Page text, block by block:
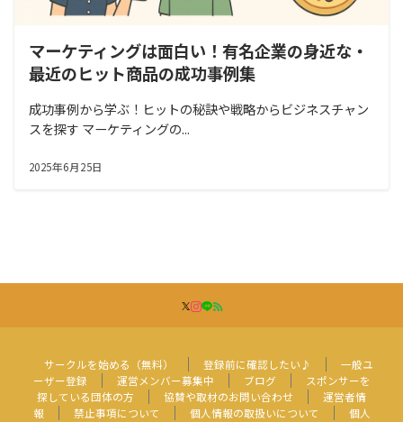
マーケティングは面白い！有名企業の身近な・
最近のヒット商品の成功事例集
成功事例から学ぶ！ヒットの秘訣や戦略からビジネスチャン
スを探す マーケティングの...
2025年6月25日
サークルを始める（無料） 登録前に確認したい♪
一般ユ
ーザー登録
運営メンバー募集中 ブログ
スポンサーを
探している団体の方
協賛や取材のお問い合わせ
運営者情
報
禁止事項について 個人情報の取扱いについて 個人